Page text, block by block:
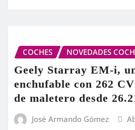
COCHES NOVEDADES
Geely Starray EM-i,
enchufable con 262
de maletero desde
José Armando Gómez